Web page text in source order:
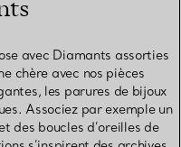
avec Diamants assorties
chère avec nos pièces
les parures de bijoux
Associez par exemple un
des boucles d’oreilles de